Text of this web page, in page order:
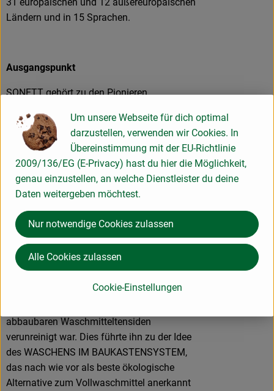
Ländern und in 15 Sprachen.
Ausgangspunkt
SONETT gehört zu den Pionieren
und wurde 1977 gegründet, parallel zu der
ganz neu aufkommenden
Naturkostbewegung. Der ursprüngliche
Anstoß für die Entwicklung der SONETT
Wasch- und Reinigungsmittel geht jedoch
noch weiter zurück, nämlich auf
Wasserforschungen, die der
anthroposophische Naturwissenschaftler
Johannes Schnorr am Institut für
Strömungswissenschaften in Herrischried
der Tropfbildmethode entdeckte er wie
abbaubaren Waschmitteltensiden
verunreinigt war. Dies führte ihn zu der Idee
des WASCHENS IM BAUKASTENSYSTEM,
das nach wie vor als beste ökologische
Alternative zum Vollwaschmittel anerkannt
Um unsere Webseite für dich optimal
darzustellen, verwenden wir Cookies. In
Übereinstimmung mit der EU-Richtlinie
2009/136/EG (E-Privacy) hast du hier die Möglichkeit,
genau einzustellen, an welche Dienstleister du deine
Daten weitergeben möchtest.
Cookie-Einstellungen
Nur notwendige Cookies zulassen
Alle Cookies zulassen